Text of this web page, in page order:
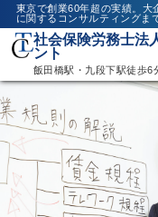
東京で創業60年超の実績。大
に関するコンサルティングま
社会保険労務士法
ント
飯田橋駅・九段下駅徒歩6